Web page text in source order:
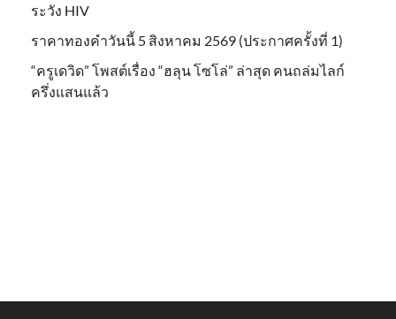
ระวัง HIV
ราคาทองคำวันนี้ 5 สิงหาคม 2569 (ประกาศครั้งที่ 1)
“ครูเดวิด” โพสต์เรื่อง “ฮลุน โซโล่” ล่าสุด คนถล่มไลก์
ครึ่งแสนแล้ว